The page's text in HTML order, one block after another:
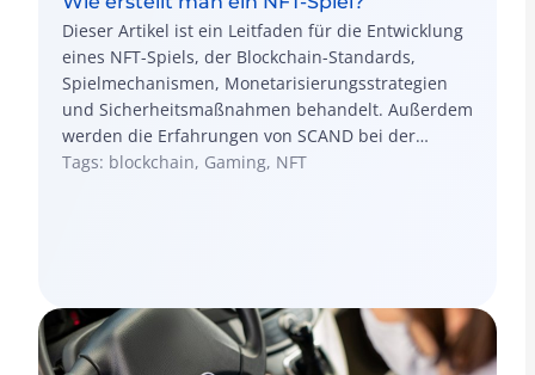
Dieser Artikel ist ein Leitfaden für die Entwicklung
eines NFT-Spiels, der Blockchain-Standards,
Spielmechanismen, Monetarisierungsstrategien
und Sicherheitsmaßnahmen behandelt. Außerdem
werden die Erfahrungen von SCAND bei der
Entwicklung von NFT-Spielen anhand einer
Tags: blockchain, Gaming, NFT